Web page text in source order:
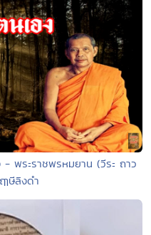
พระราชพรหมยาน (วีระ ถาว
ๅษีลิงดำ